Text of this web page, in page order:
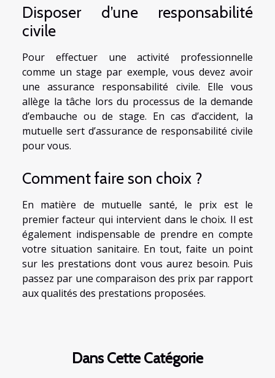
Disposer d’une responsabilité
civile
Pour effectuer une activité professionnelle
comme un stage par exemple, vous devez avoir
une assurance responsabilité civile. Elle vous
allège la tâche lors du processus de la demande
d’embauche ou de stage. En cas d’accident, la
mutuelle sert d’assurance de responsabilité civile
pour vous.
Comment faire son choix ?
En matière de mutuelle santé, le prix est le
premier facteur qui intervient dans le choix. Il est
également indispensable de prendre en compte
votre situation sanitaire. En tout, faite un point
sur les prestations dont vous aurez besoin. Puis
passez par une comparaison des prix par rapport
aux qualités des prestations proposées.
Dans Cette Catégorie